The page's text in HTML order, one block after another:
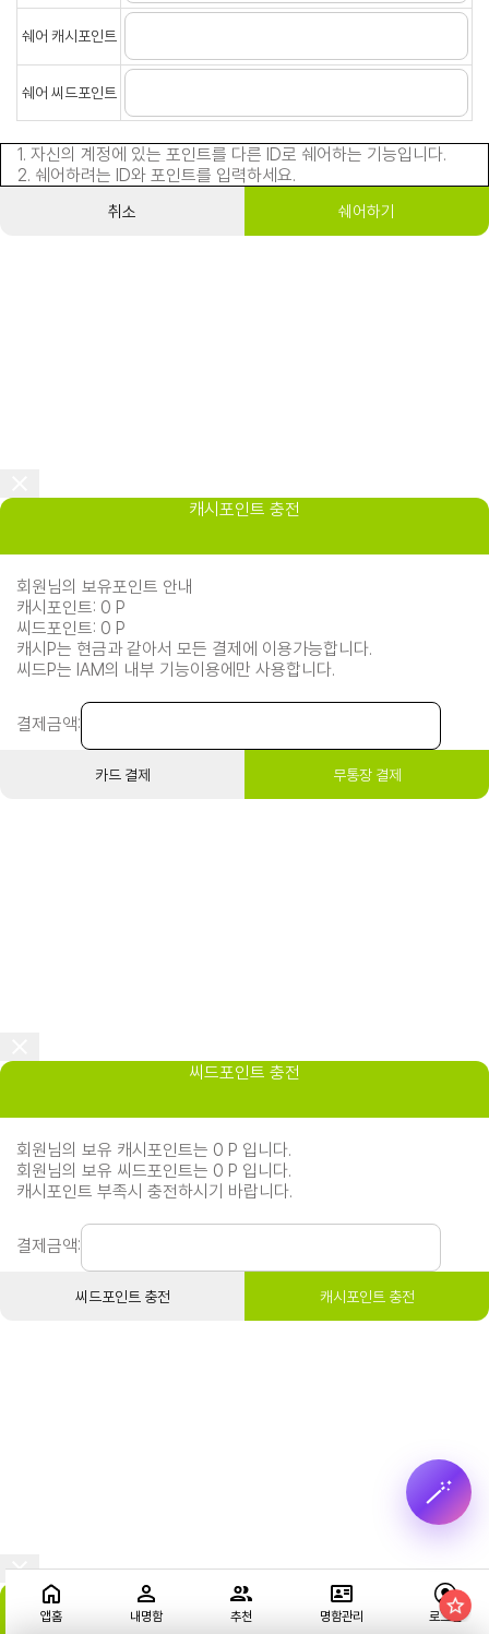
앱홈 내명함 추천 명함관리 로그인
쉐어 캐시포인트
쉐어 씨드포인트
1. 자신의 계정에 있는 포인트를 다른 ID로 쉐어하는 기능입니다.
2. 쉐어하려는 ID와 포인트를 입력하세요.
취소 쉐어하기
캐시포인트 충전
회원님의 보유포인트 안내
캐시포인트: 0 P
씨드포인트: 0 P
캐시P는 현금과 같아서 모든 결제에 이용가능합니다.
씨드P는 IAM의 내부 기능이용에만 사용합니다.
결제금액:
카드 결제 무통장 결제
씨드포인트 충전
회원님의 보유 캐시포인트는 0 P 입니다.
회원님의 보유 씨드포인트는 0 P 입니다.
캐시포인트 부족시 충전하시기 바랍니다.
결제금액:
씨드포인트 충전 캐시포인트 충전
포인트 충전/결제
🪄